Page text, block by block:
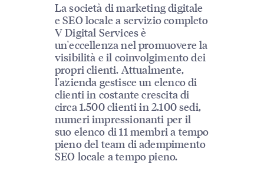
La società di marketing digitale
e SEO locale a servizio completo
V Digital Services è
un'eccellenza nel promuovere la
visibilità e il coinvolgimento dei
propri clienti. Attualmente,
l'azienda gestisce un elenco di
clienti in costante crescita di
circa 1.500 clienti in 2.100 sedi,
numeri impressionanti per il
suo elenco di 11 membri a tempo
pieno del team di adempimento
SEO locale a tempo pieno.